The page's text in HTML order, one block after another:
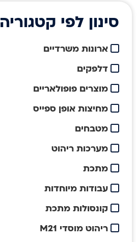
סינון לפי קטגוריה
ארונות משרדיים
דלפקים
מוצרים פופולאריים
מחיצות אופן ספייס
מטבחים
מערכות ריהוט
מתכת
עבודות מיוחדות
קונסולות מתכת
ריהוט מוסדי M21